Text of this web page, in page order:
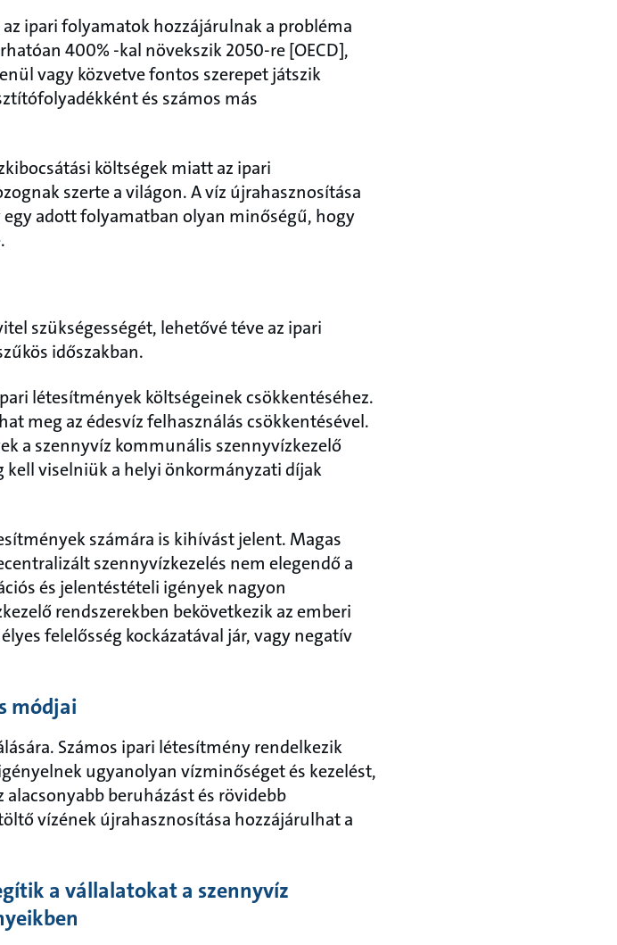
ipari folyamatok hozzájárulnak a probléma
400% -kal növekszik 2050-re [OECD],
vagy közvetve fontos szerepet játszik
és számos más
költségek miatt az ipari
szerte a világon. A víz újrahasznosítása
egy adott folyamatban olyan minőségű, hogy
szükségességét, lehetővé téve az ipari
időszakban.
létesítmények költségeinek csökkentéséhez.
meg az édesvíz felhasználás csökkentésével.
a szennyvíz kommunális szennyvízkezelő
kell viselniük a helyi önkormányzati díjak
számára is kihívást jelent. Magas
szennyvízkezelés nem elegendő a
és jelentéstételi igények nagyon
rendszerekben bekövetkezik az emberi
felelősség kockázatával jár, vagy negatív
módjai
Számos ipari létesítmény rendelkezik
ugyanolyan vízminőséget és kezelést,
beruházást és rövidebb
vízének újrahasznosítása hozzájárulhat a
a vállalatokat a szennyvíz